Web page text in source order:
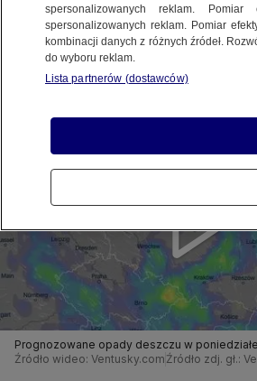
31.05.2026, 18:06Aktualizacja:
Posłuchaj artykułu
Czyta lektor AI
Prognozowane opady deszczu w
Źródło wideo: Ventusky.com Źródło zdj. gł.:
spersonalizowanych reklam.
spersonalizowanych reklam. Pomiar
kombinacji danych z różnych źródeł.
do wyboru reklam.
Lista partnerów (dostawców)